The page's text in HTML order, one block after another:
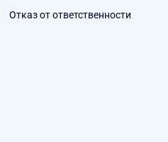
Отказ от ответственности